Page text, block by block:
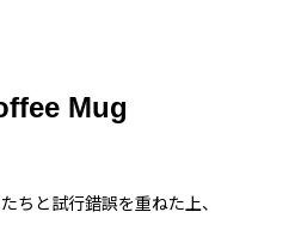
Mug
ちと試行錯誤を重ねた上、